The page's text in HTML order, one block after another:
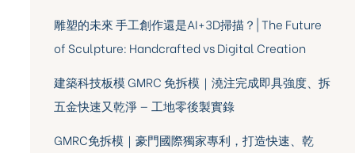
雕塑的未來 手工創作還是AI+3D掃描？| The Future
of Sculpture: Handcrafted vs Digital Creation
建築科技板模 GMRC 免拆模｜澆注完成即具強度、拆
五金快速又乾淨 — 工地零後製實錄
GMRC免拆模｜豪門國際獨家專利，打造快速、乾